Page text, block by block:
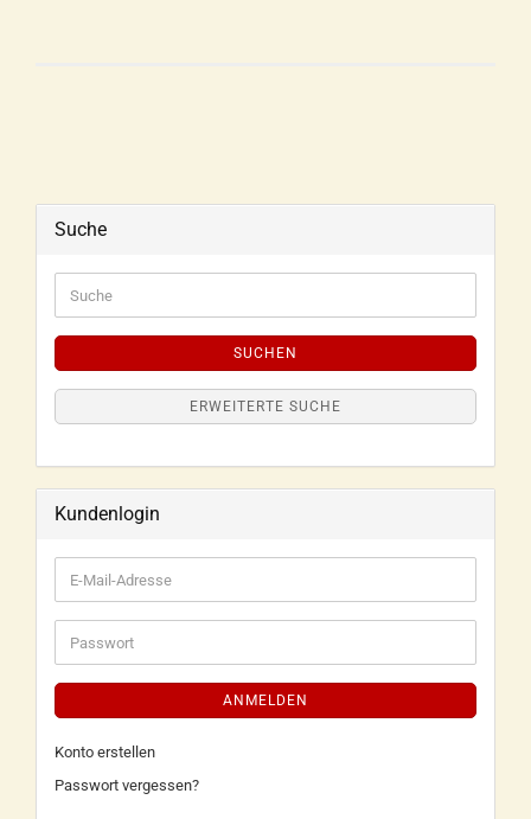
Suche
SUCHEN
ERWEITERTE SUCHE
Kundenlogin
ANMELDEN
Konto erstellen
Passwort vergessen?